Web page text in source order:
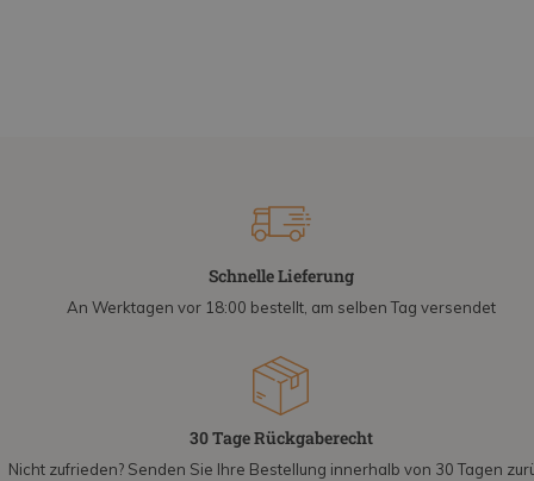
Schnelle Lieferung
An Werktagen vor 18:00 bestellt, am selben Tag versendet
30 Tage Rückgaberecht
Nicht zufrieden? Senden Sie Ihre Bestellung innerhalb von 30 Tagen